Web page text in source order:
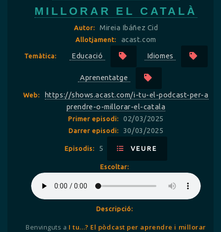
MILLORAR EL CATALÀ
Autor: Mireia Ibáñez Cid
Allotjament: acast.com
Temàtica: Educació Idiomes
Aprenentatge
Web:
https://shows.acast.com/i-tu-el-podcast-per-a
prendre-o-millorar-el-catala
Primer episodi: 02/03/2025
Darrer episodi: 30/03/2025
Episodis: 5 VEURE
Escoltar:
Descripció:
Benvinguts a I tu...? El pòdcast per aprendre i millorar